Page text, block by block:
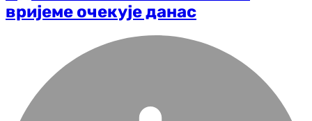
вријеме очекује данас